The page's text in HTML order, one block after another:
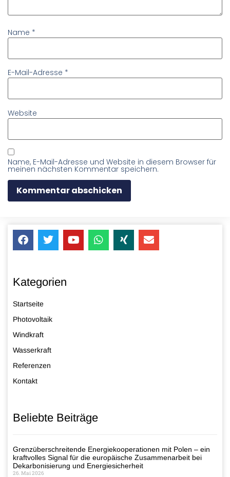
Name *
E-Mail-Adresse *
Website
Name, E-Mail-Adresse und Website in diesem Browser für
meinen nächsten Kommentar speichern.
Kategorien
Startseite
Photovoltaik
Windkraft
Wasserkraft
Referenzen
Kontakt
Beliebte Beiträge
Grenzüberschreitende Energiekooperationen mit Polen – ein
kraftvolles Signal für die europäische Zusammenarbeit bei
Dekarbonisierung und Energiesicherheit
26. Mai 2026